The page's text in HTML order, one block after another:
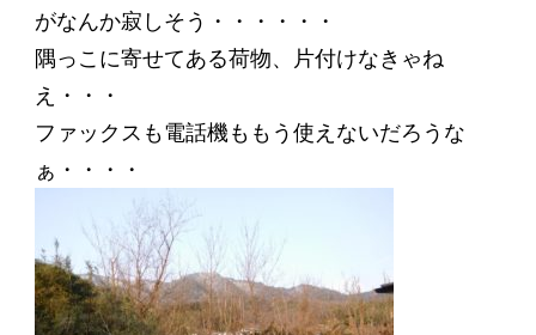
がなんか寂しそう・・・・・・
隅っこに寄せてある荷物、片付けなきゃね
え・・・
ファックスも電話機ももう使えないだろうな
ぁ・・・・